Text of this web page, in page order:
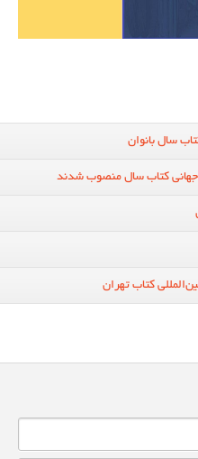
سال بانوان
جهانی کتاب سال منصوب شدند
کتاب تهران